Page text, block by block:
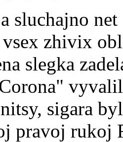
sluchajno
zhivix
slegka
sigara
pravoj rukoj